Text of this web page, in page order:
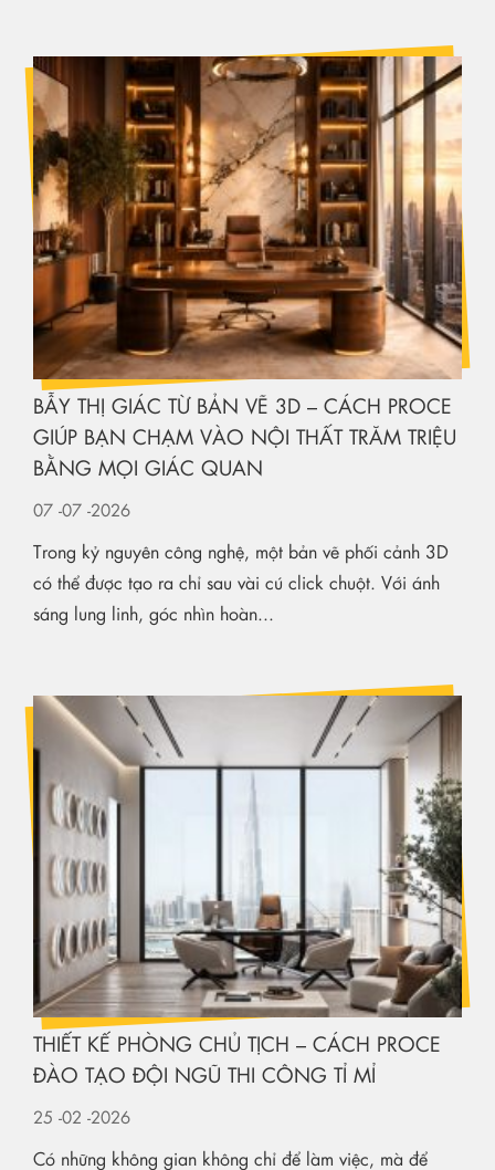
BẪY THỊ GIÁC TỪ BẢN VẼ 3D – CÁCH PROCE
GIÚP BẠN CHẠM VÀO NỘI THẤT TRĂM TRIỆU
BẰNG MỌI GIÁC QUAN
07 -07 -2026
Trong kỷ nguyên công nghệ, một bản vẽ phối cảnh 3D
có thể được tạo ra chỉ sau vài cú click chuột. Với ánh
sáng lung linh, góc nhìn hoàn...
THIẾT KẾ PHÒNG CHỦ TỊCH – CÁCH PROCE
ĐÀO TẠO ĐỘI NGŨ THI CÔNG TỈ MỈ
25 -02 -2026
Có những không gian không chỉ để làm việc, mà để